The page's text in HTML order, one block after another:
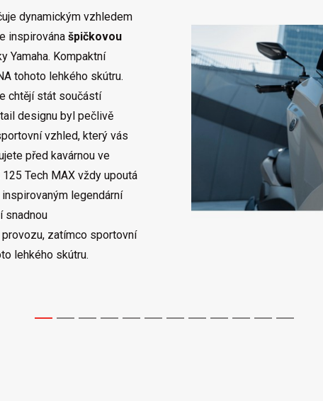
dynamickým vzhledem
inspirována špičkovou
Yamaha. Kompaktní
tohoto lehkého skútru.
chtějí stát součástí
designu byl pečlivě
vzhled, který vás
před kavárnou ve
Tech MAX vždy upoutá
legendární
snadnou
zatímco sportovní
lehkého skútru.